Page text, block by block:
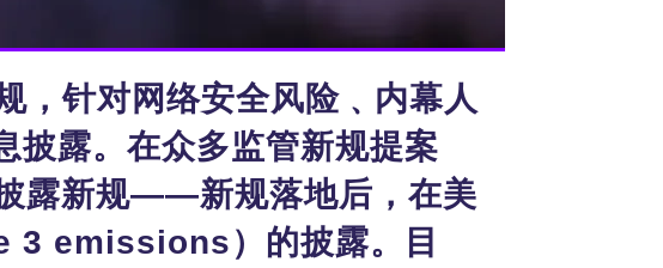
，针对网络安全风险﹑内幕人
披露。在众多监管新规提案
露新规——新规落地后，在美
3 emissions）的披露。目